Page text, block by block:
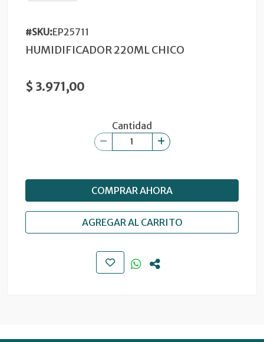
#SKU:EP25711
HUMIDIFICADOR 220ML CHICO
$ 3.971,00
Cantidad
COMPRAR AHORA
AGREGAR AL CARRITO